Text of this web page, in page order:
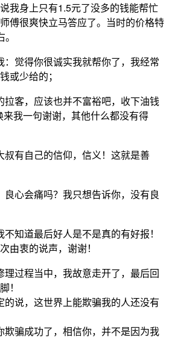
我身上只有1.5元了没多的钱能帮忙
傅很爽快立马答应了。当时的价格特
。
：觉得你很诚实我就帮你了，我经常
或少给的；
拉客，应该也并不富裕吧，收下油钱
来我一句谢谢，其他什么都没有得
叔有自己的信仰，信义！这就是善
良心会痛吗？我只想告诉你，没有良
知道最后好人是不是真的有好报！
由衷的说声，谢谢！
理过程当中，我故意走开了，最后回
！
的说，这世界上能欺骗我的人还没有
欺骗成功了，相信你，并不是因为我